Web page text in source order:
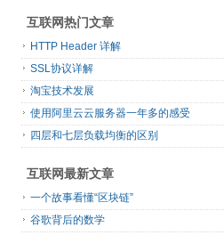
互联网热门文章
HTTP Header 详解
SSL协议详解
淘宝技术发展
使用阿里云云服务器一年多的感受
四层和七层负载均衡的区别
互联网最新文章
一个故事看懂“区块链”
谷歌背后的数学